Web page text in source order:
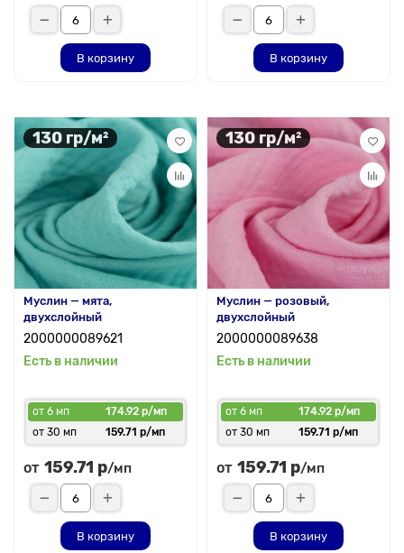
В корзину В корзину
130 гр/м²
Муслин — мята,
двухслойный
2000000089621
Есть в наличии
от 6 мп
174.92 р/мп
от 30 мп
159.71 р/мп
от 159.71 р/мп
В корзину
130 гр/м²
Муслин — розовый,
двухслойный
2000000089638
Есть в наличии
от 6 мп
174.92 р/мп
от 30 мп
159.71 р/мп
от 159.71 р/мп
В корзину